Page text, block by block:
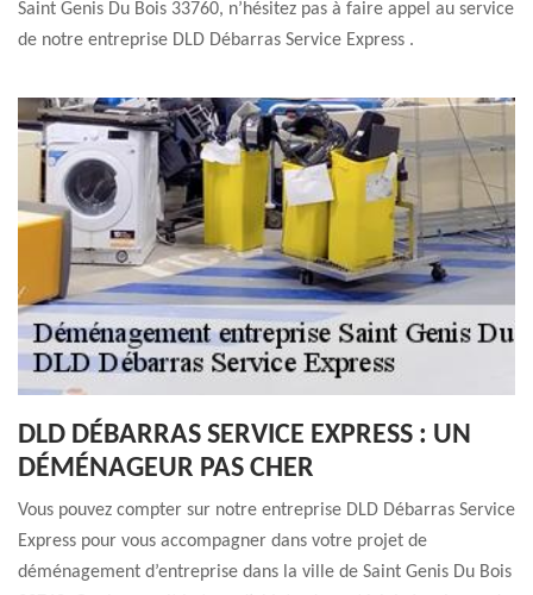
Saint Genis Du Bois 33760, n’hésitez pas à faire appel au service
de notre entreprise DLD Débarras Service Express .
DLD DÉBARRAS SERVICE EXPRESS : UN
DÉMÉNAGEUR PAS CHER
Vous pouvez compter sur notre entreprise DLD Débarras Service
Express pour vous accompagner dans votre projet de
déménagement d’entreprise dans la ville de Saint Genis Du Bois